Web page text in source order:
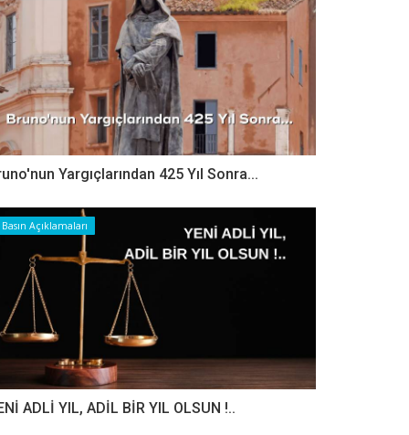
Yargıçlarından 425 Yıl Sonra...
Basın Açıklamaları
ADLİ YIL, ADİL BİR YIL OLSUN !..